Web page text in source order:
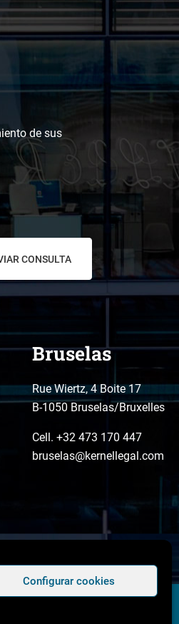
Configurar cookies
de sus
Bruselas
Rue Wiertz, 4 Boite 17
B-1050 Bruselas/Bruxelles
Cell. +32 473 170 447
bruselas@kernellegal.com